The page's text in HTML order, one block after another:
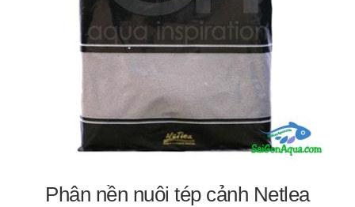
Phân nền nuôi tép cảnh Netlea